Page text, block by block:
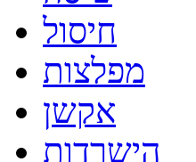
חיסול
מפלצות
אקשן
הישרדות